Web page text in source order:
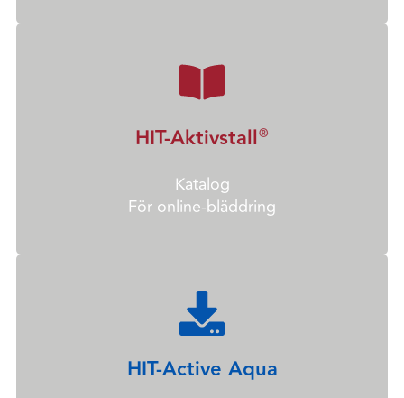
HIT-Aktivstall®
Katalog
För online-bläddring
HIT-Active Aqua